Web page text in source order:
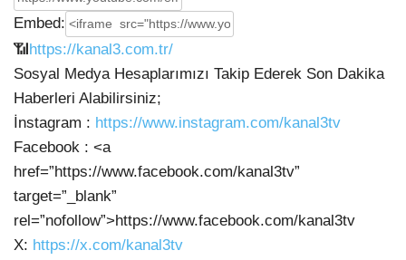
Embed:
📶https://kanal3.com.tr/
Sosyal Medya Hesaplarımızı Takip Ederek Son Dakika
Haberleri Alabilirsiniz;
İnstagram : https://www.instagram.com/kanal3tv
Facebook : <a
href=”https://www.facebook.com/kanal3tv”
target=”_blank”
rel=”nofollow”>https://www.facebook.com/kanal3tv
X: https://x.com/kanal3tv